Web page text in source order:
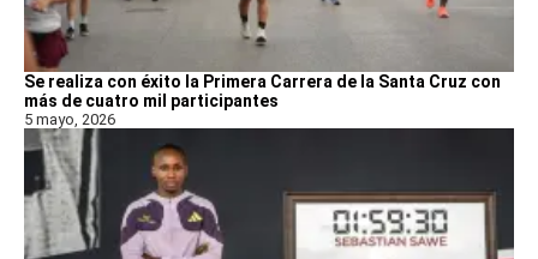
Se realiza con éxito la Primera Carrera de la Santa Cruz con
más de cuatro mil participantes
5 mayo, 2026